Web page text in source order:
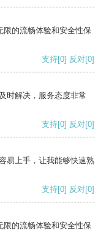
限的流畅体验和安全性保
支持[0] 反对[0]
时解决，服务态度非常
支持[0] 反对[0]
易上手，让我能够快速熟
支持[0] 反对[0]
限的流畅体验和安全性保